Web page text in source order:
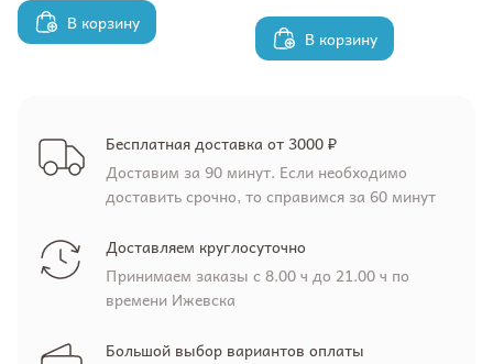
В корзину
В корзину
Бесплатная доставка от 3000 ₽
Доставим за 90 минут. Если необходимо
доставить срочно, то справимся за 60 минут
Доставляем круглосуточно
Принимаем заказы с 8.00 ч до 21.00 ч по
времени Ижевска
Большой выбор вариантов оплаты